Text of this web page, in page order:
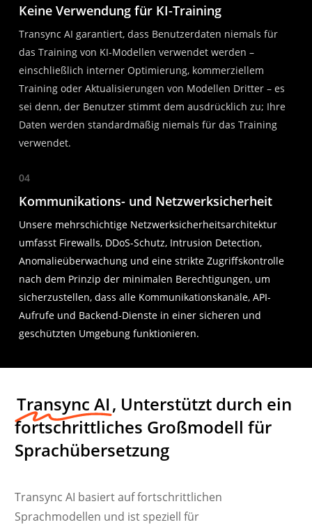
Keine Verwendung für KI-Training
Transync AI garantiert, dass Benutzerdaten niemals für
das Training von KI-Modellen verwendet werden –
einschließlich interner Optimierung, kommerziellem
Training oder Aktualisierungen von Modellen Dritter – es
sei denn, der Benutzer stimmt dem ausdrücklich zu; Ihre
Daten werden standardmäßig niemals für das Training
verwendet.
04
Kommunikations- und Netzwerksicherheit
Unsere mehrschichtige Netzwerksicherheitsarchitektur
umfasst Firewalls, DDoS-Schutz, Intrusion Detection,
Anomalieüberwachung und eine strikte Zugriffskontrolle
nach dem Prinzip der minimalen Berechtigungen, um
sicherzustellen, dass alle Kommunikationskanäle, API-
Aufrufe und Backend-Dienste in einer sicheren und
geschützten Umgebung funktionieren.
Transync AI, Unterstützt durch ein
fortschrittliches Großmodell für
Sprachübersetzung
Transync AI basiert auf fortschrittlichen
Sprachmodellen und ist speziell für